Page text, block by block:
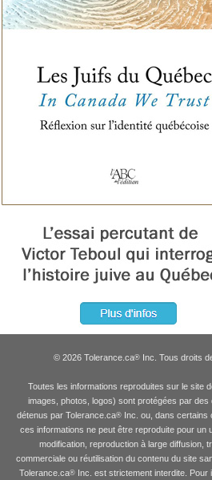
© 2026 Tolerance.ca®Inc. Tous droits
Toutes les informations reproduites sur le site
images, photos, logos) sont protégées par des
détenus par Tolerance.ca® Inc. ou, dans
ces informations ne peut être reproduite pour un
modification, reproduction à large diffusion,
commerciale ou réutilisation du contenu du site
Tolerance.ca® Inc. est strictement interdite. Pour